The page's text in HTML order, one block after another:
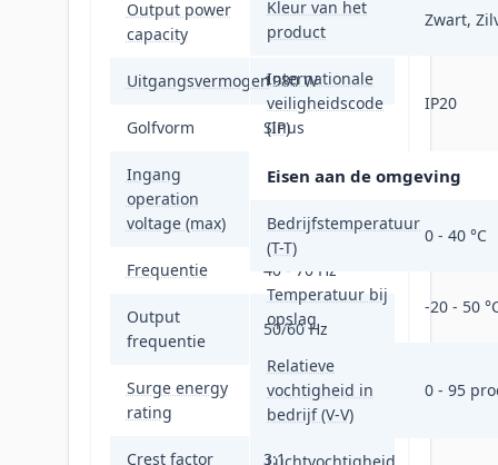
Output power
capacity
2,2 kVA
Uitgangsvermogen1980 W
Golfvorm Sinus
Ingang
operation
voltage (max)
Frequentie 40 - 70 Hz
Output
frequentie
50/60 Hz
Surge energy
rating
432 J
Crest factor 3:1
Kleur van het
product
Zwart,
Internationale
veiligheidscode
(IP)
IP20
Eisen aan de omgeving
Bedrijfstemperatuur
(T-T)
0 - 40 °C
Temperatuur bij
opslag
-20 - 50
Relatieve
vochtigheid in
bedrijf (V-V)
0 - 95